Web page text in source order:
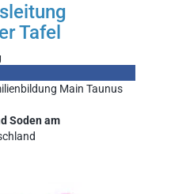
Tafel
Main Taunus
Soden am